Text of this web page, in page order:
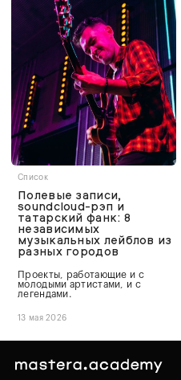
Список
Полевые записи,
soundcloud-рэп и
татарский фанк: 8
независимых
музыкальных лейблов из
разных городов
Проекты, работающие и с
молодыми артистами, и с
легендами.
13 мая 2026